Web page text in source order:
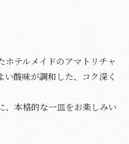
テルメイドのアマトリチャ
酸味が調和した、コク深く
、本格的な一皿をお楽しみい